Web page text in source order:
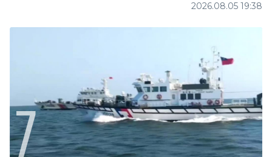
2026.08.05 19:38